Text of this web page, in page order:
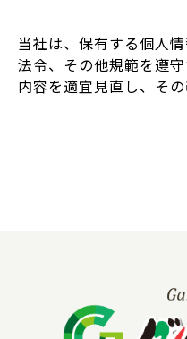
当社は、保有する個人
法令、その他規範を遵
内容を適宜見直し、その